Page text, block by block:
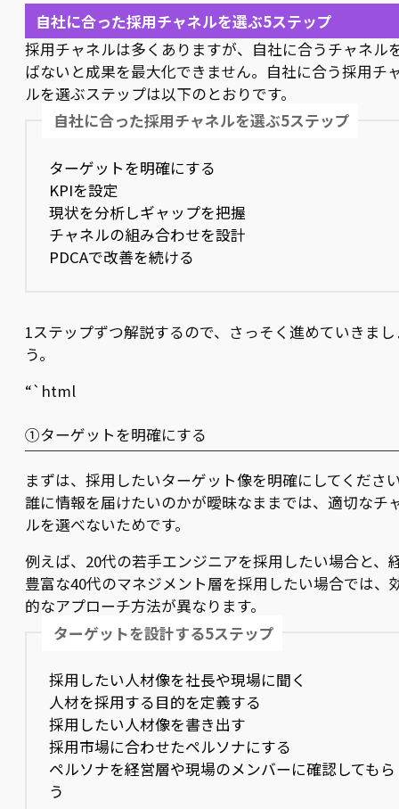
自社に合った採用チャネルを選ぶ5ステップ
採用チャネルは多くありますが、自社に合うチャネル
ばないと成果を最大化できません。自社に合う採用チ
ルを選ぶステップは以下のとおりです。
自社に合った採用チャネルを選ぶ5ステップ
ターゲットを明確にする
KPIを設定
現状を分析しギャップを把握
チャネルの組み合わせを設計
PDCAで改善を続ける
1ステップずつ解説するので、さっそく進めていきま
う。
“`html
①ターゲットを明確にする
まずは、採用したいターゲット像を明確にしてくださ
誰に情報を届けたいのかが曖昧なままでは、適切なチ
ルを選べないためです。
例えば、20代の若手エンジニアを採用したい場合と、
豊富な40代のマネジメント層を採用したい場合では、
的なアプローチ方法が異なります。
ターゲットを設計する5ステップ
採用したい人材像を社長や現場に聞く
人材を採用する目的を定義する
採用したい人材像を書き出す
採用市場に合わせたペルソナにする
ペルソナを経営層や現場のメンバーに確認してもら
う